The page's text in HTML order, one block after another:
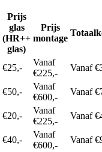
Prijs
glas
(HR++
glas)
Prijs
montage
€25,-
Vanaf
€225,-
Vanaf
€50,-
Vanaf
€600,-
Vanaf
€20,-
Vanaf
€225,-
Vanaf
€40,-
Vanaf
€600,-
Vanaf